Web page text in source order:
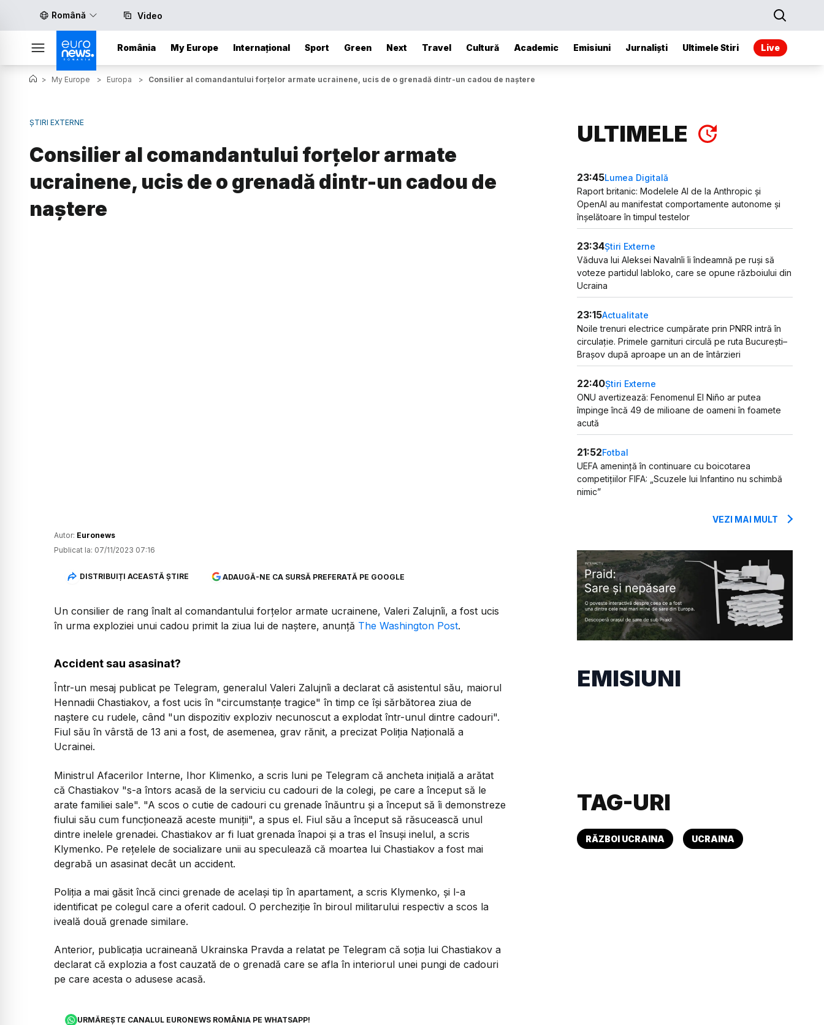
Română Video
România My Europe Internațional Sport Green Next Travel Cultură Academic Emisiuni Jurnaliști Ultimele Stiri Live
> My Europe > Europa > Consilier al comandantului forțelor armate ucrainene, ucis de o grenadă dintr-un cadou de naștere
ȘTIRI EXTERNE
Consilier al comandantului forțelor armate
ucrainene, ucis de o grenadă dintr-un cadou de
naștere
Autor: Euronews
Publicat la: 07/11/2023 07:16
DISTRIBUIȚI ACEASTĂ ȘTIRE ADAUGĂ-NE CA SURSĂ PREFERATĂ PE GOOGLE
Un consilier de rang înalt al comandantului forțelor armate ucrainene, Valeri Zalujnîi, a fost ucis
în urma exploziei unui cadou primit la ziua lui de naștere, anunță The Washington Post.
Accident sau asasinat?
Într-un mesaj publicat pe Telegram, generalul Valeri Zalujnîi a declarat că asistentul său, maiorul
Hennadii Chastiakov, a fost ucis în "circumstanțe tragice" în timp ce își sărbătorea ziua de
naștere cu rudele, când "un dispozitiv exploziv necunoscut a explodat într-unul dintre cadouri".
Fiul său în vârstă de 13 ani a fost, de asemenea, grav rănit, a precizat Poliția Națională a
Ucrainei.
Ministrul Afacerilor Interne, Ihor Klimenko, a scris luni pe Telegram că ancheta inițială a arătat
că Chastiakov "s-a întors acasă de la serviciu cu cadouri de la colegi, pe care a început să le
arate familiei sale". "A scos o cutie de cadouri cu grenade înăuntru și a început să îi demonstreze
fiului său cum funcționează aceste muniții", a spus el. Fiul său a început să răsucească unul
dintre inelele grenadei. Chastiakov ar fi luat grenada înapoi și a tras el însuși inelul, a scris
Klymenko. Pe rețelele de socializare unii au speculează că moartea lui Chastiakov a fost mai
degrabă un asasinat decât un accident.
Poliția a mai găsit încă cinci grenade de același tip în apartament, a scris Klymenko, și l-a
identificat pe colegul care a oferit cadoul. O percheziție în biroul militarului respectiv a scos la
iveală două grenade similare.
Anterior, publicația ucraineană Ukrainska Pravda a relatat pe Telegram că soția lui Chastiakov a
declarat că explozia a fost cauzată de o grenadă care se afla în interiorul unei pungi de cadouri
pe care acesta o adusese acasă.
URMĂREȘTE CANALUL EURONEWS ROMÂNIA PE WHATSAPP!
ULTIMELE
23:45Lumea Digitală
Raport britanic: Modelele AI de la Anthropic și
OpenAI au manifestat comportamente autonome și
înșelătoare în timpul testelor
23:34Știri Externe
Văduva lui Aleksei Navalnîi îi îndeamnă pe ruși să
voteze partidul Iabloko, care se opune războiului din
Ucraina
23:15Actualitate
Noile trenuri electrice cumpărate prin PNRR intră în
circulație. Primele garnituri circulă pe ruta București–
Brașov după aproape un an de întârzieri
22:40Știri Externe
ONU avertizează: Fenomenul El Niño ar putea
împinge încă 49 de milioane de oameni în foamete
acută
21:52Fotbal
UEFA amenință în continuare cu boicotarea
competițiilor FIFA: „Scuzele lui Infantino nu schimbă
nimic”
VEZI MAI MULT
EMISIUNI
TAG-URI
RĂZBOI UCRAINA UCRAINA